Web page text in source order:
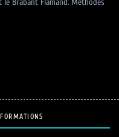
le Brabant Flamand. Méthodes